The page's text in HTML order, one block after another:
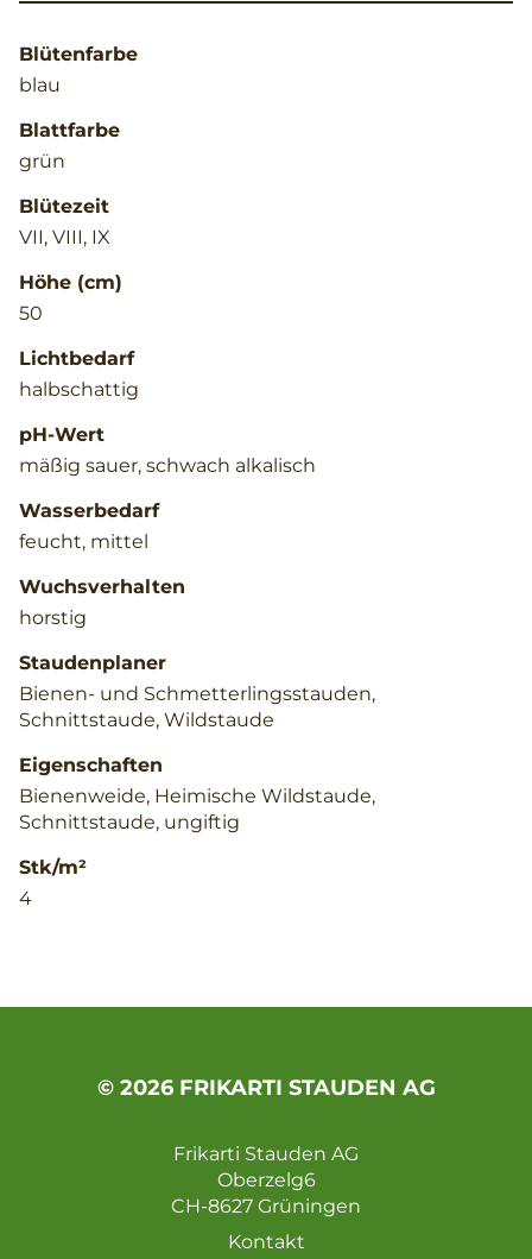
Blütenfarbe
blau
Blattfarbe
grün
Blütezeit
VII, VIII, IX
Höhe (cm)
50
Lichtbedarf
halbschattig
pH-Wert
mäßig sauer, schwach alkalisch
Wasserbedarf
feucht, mittel
Wuchsverhalten
horstig
Staudenplaner
Bienen- und Schmetterlingsstauden,
Schnittstaude, Wildstaude
Eigenschaften
Bienenweide, Heimische Wildstaude,
Schnittstaude, ungiftig
Stk/m²
4
© 2026 FRIKARTI STAUDEN AG
Frikarti Stauden AG
Oberzelg6
CH-8627 Grüningen
Kontakt